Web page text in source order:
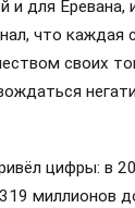
и для Еревана,
что каждая
своих
цифры: в
миллионов